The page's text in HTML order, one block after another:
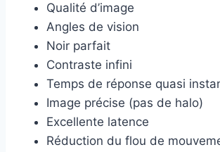
Qualité d’image
Angles de vision
Noir parfait
Contraste infini
Temps de réponse quasi
Image précise (pas de halo)
Excellente latence
Réduction du flou de